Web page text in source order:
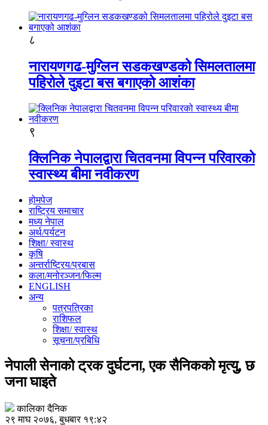
८
नारायणगढ-मुग्लिन सडकखण्डको सिमलतालमा
पहिरोले दुइटा बस बगाएको आशंका
९
क्लिनिक नेपालद्वारा चितवनमा विपन्न परिवारको
स्वास्थ्य बीमा नवीकरण
होमपेज
राष्ट्रिय समाचार
मध्य नेपाल
अर्थ/पर्यटन
शिक्षा/ स्वास्थ
कृषि
अन्तर्राष्ट्रिय/प्रबास
कला/मनोरञ्जन/फिल्म
ENGLISH
अन्य
पत्रपत्रिका
राशिफल
शिक्षा/ स्वास्थ
सूचना/प्रबिधि
नेपाली सेनाको ट्रक दुर्घटना, एक सैनिकको मृत्युु, छ
जना घाइते
कालिका दैनिक
२९ माघ २०७६, बुधबार १९:४२